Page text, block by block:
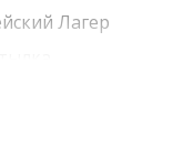
Лагер